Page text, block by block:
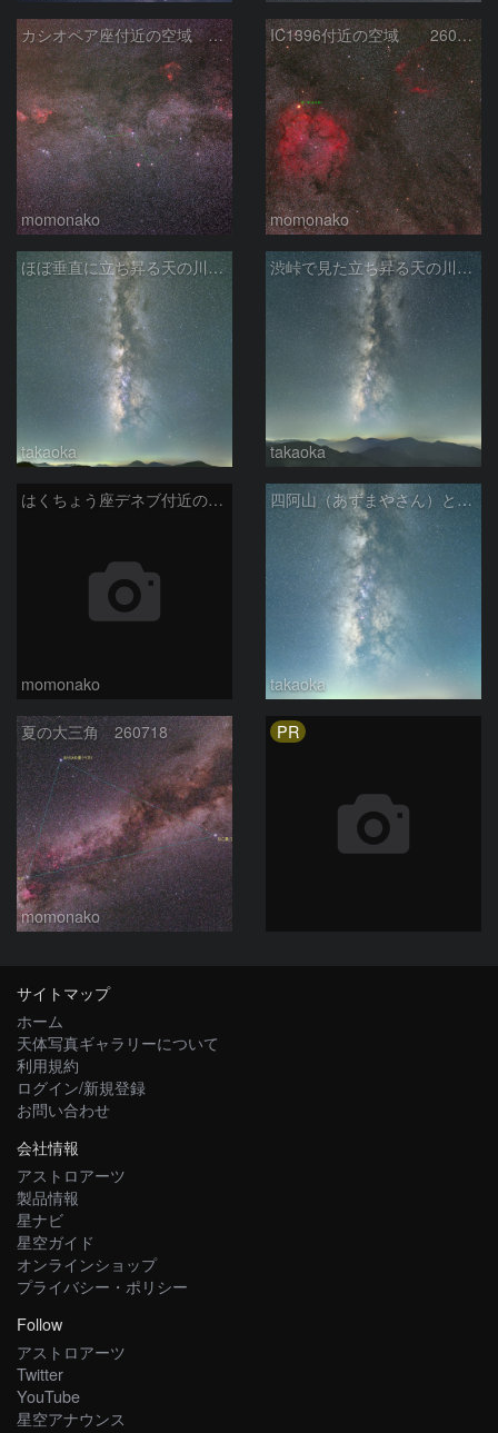
カシオペア座付近の空域 260720
momonako
IC1396付近の空域 260720
momonako
ほぼ垂直に立ち昇る天の川銀河
takaoka
渋峠で見た立ち昇る天の川銀河
takaoka
はくちょう座デネブ付近の空域 260720
momonako
四阿山（あずまやさん）と立ち昇る夏の銀河
takaoka
夏の大三角 260718
momonako
PR
サイトマップ
ホーム
天体写真ギャラリーについて
利用規約
ログイン/新規登録
お問い合わせ
会社情報
アストロアーツ
製品情報
星ナビ
星空ガイド
オンラインショップ
プライバシー・ポリシー
Follow
アストロアーツ
Twitter
YouTube
星空アナウンス